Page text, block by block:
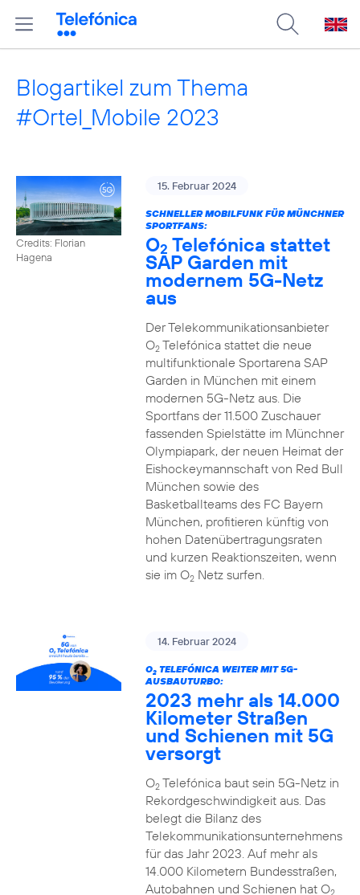
Blogartikel zum Thema
#Ortel_Mobile 2023
Credits: Florian
Hagena
15. Februar 2024
SCHNELLER MOBILFUNK FÜR MÜNCHNER
SPORTFANS:
O2 Telefónica stattet
SAP Garden mit
modernem 5G-Netz
aus
Der Telekommunikationsanbieter
O2Telefónica stattet die neue
multifunktionale Sportarena SAP
Garden in München mit einem
modernen 5G-Netz aus. Die
Sportfans der 11.500 Zuschauer
fassenden Spielstätte im Münchner
Olympiapark, der neuen Heimat der
Eishockeymannschaft von Red Bull
München sowie des
Basketballteams des FC Bayern
München, profitieren künftig von
hohen Datenübertragungsraten
und kurzen Reaktionszeiten, wenn
sie im O2Netz surfen.
14. Februar 2024
O2TELEFÓNICA WEITER MIT 5G-
AUSBAUTURBO:
2023 mehr als 14.000
Kilometer Straßen
und Schienen mit 5G
versorgt
O2Telefónica baut sein 5G-Netz in
Rekordgeschwindigkeit aus. Das
belegt die Bilanz des
Telekommunikationsunternehmens
für das Jahr 2023. Auf mehr als
14.000 Kilometern Bundesstraßen,
Autobahnen und Schienen hat O2